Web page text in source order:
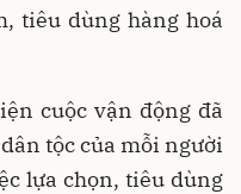
tiêu dùng hàng hoá
cuộc vận động đã
tộc của mỗi người
lựa chọn, tiêu dùng